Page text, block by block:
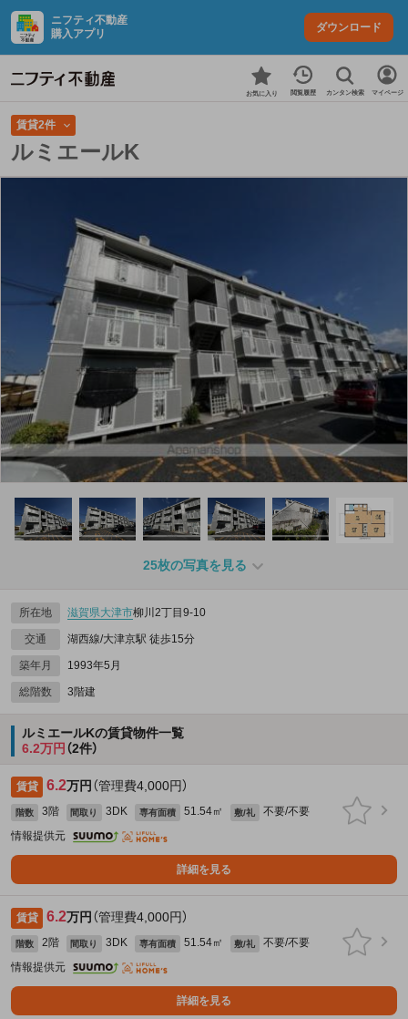
ニフティ不動産
購入アプリ
ダウンロード
お気に入り 閲覧履歴 カンタン検索 マイページ
賃貸2件
ルミエールK
25枚の写真を見る
所在地 滋賀県大津市柳川2丁目9-10
交通 湖西線/大津京駅 徒歩15分
築年月 1993年5月
総階数 3階建
ルミエールKの賃貸物件一覧
6.2万円 （2件）
賃貸 6.2万円 （管理費4,000円）
階数 3階 間取り 3DK 専有面積 51.54㎡ 敷/礼
不要/不要
情報提供元
詳細を見る
賃貸 6.2万円 （管理費4,000円）
階数 2階 間取り 3DK 専有面積 51.54㎡ 敷/礼
不要/不要
情報提供元
詳細を見る